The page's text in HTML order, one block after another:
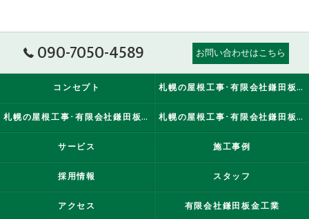
090-7050-4589 お問い合わせはこちら
コンセプト 札幌の屋根工事･有限会社鎌田板金工業の口コミ情報
札幌の屋根工事･有限会社鎌田板金工業の評判 札幌の屋根工事･有限会社鎌田板金工業のお客様の声
サービス 施工事例
採用情報 スタッフ
アクセス 有限会社鎌田板金工業